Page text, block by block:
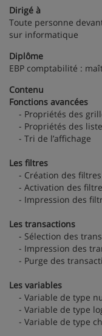
Dirigé à
Toute personne
sur informatique
Diplôme
EBP comptabilité :
Contenu
Fonctions avancées
- Propriétés des
- Propriétés des
- Tri de l’affichage
Les filtres
- Création des filtres
- Activation des
- Impression des
Les transactions
- Sélection des
- Impression des
- Purge des
Les variables
- Variable de type
- Variable de type
- Variable de type